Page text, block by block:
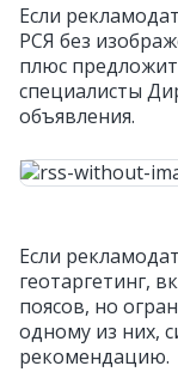
Если
РСЯ без
плюс
специалисты
объявления.
Если
геотаргетинг,
поясов, но
одному из них,
рекомендацию.